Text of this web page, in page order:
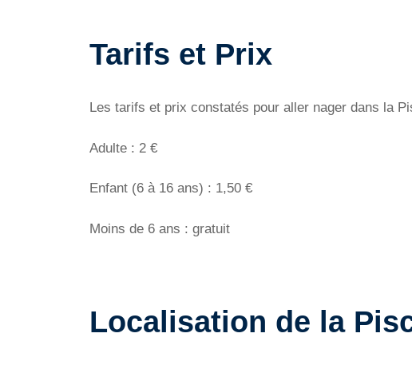
Tarifs et Prix
Les tarifs et prix constatés pour aller nager dans la
Adulte : 2 €
Enfant (6 à 16 ans) : 1,50 €
Moins de 6 ans : gratuit
Localisation de la